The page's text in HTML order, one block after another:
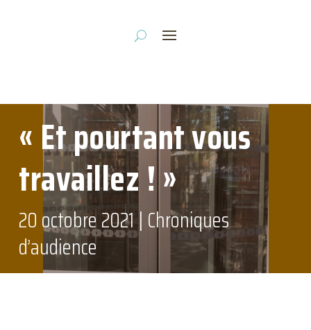
« Et pourtant vous
travaillez ! »
20 octobre 2021 | Chroniques
d’audience